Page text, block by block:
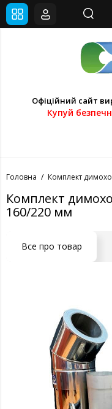
Офіційний сайт
Купуй
Головна Комплект
Комплект
160/220 мм
Все про товар